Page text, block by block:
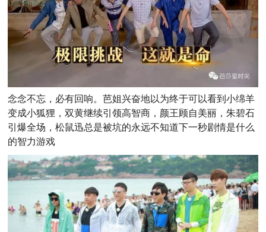
念念不忘，必有回响。芭姐兴奋地以为终于可以看到小绵羊
变成小狐狸，双黄继续引领高智商，颜王顾自美丽，朱碧石
引爆全场，松鼠迅总是被坑的永远不知道下一秒剧情是什么
的智力游戏